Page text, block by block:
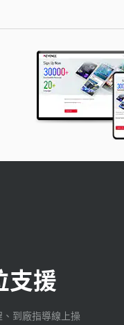
支援
、到廠指導線上操